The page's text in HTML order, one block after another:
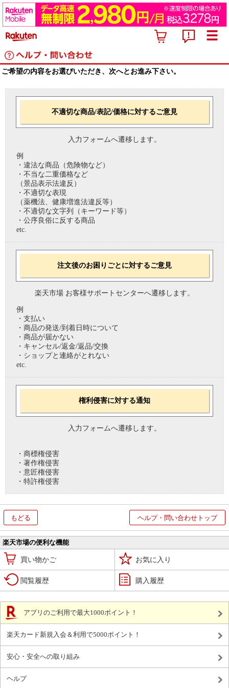
ご希望の内容をお選びいただき、次へとお進み下さい。
不適切な商品/表記/価格に対するご意見
入力フォームへ遷移します。
例
・違法な商品（危険物など）
・不当な二重価格など
（景品表示法違反）
・不適切な表現
（薬機法、健康増進法違反等）
・不適切な文字列（キーワード等）
・公序良俗に反する商品
etc.
注文後のお困りごとに対するご意見
楽天市場 お客様サポートセンターへ遷移します。
例
・支払い
・商品の発送/到着日時について
・商品が届かない
・キャンセル/返金/返品/交換
・ショップと連絡がとれない
etc.
権利侵害に対する通知
入力フォームへ遷移します。
・商標権侵害
・著作権侵害
・意匠権侵害
・特許権侵害
もどる ヘルプ・問い合わせトップ
楽天市場の便利な機能
買い物かご お気に入り
閲覧履歴 購入履歴
アプリのご利用で最大1000ポイント！
楽天カード新規入会＆利用で5000ポイント！
安心・安全への取り組み
ヘルプ